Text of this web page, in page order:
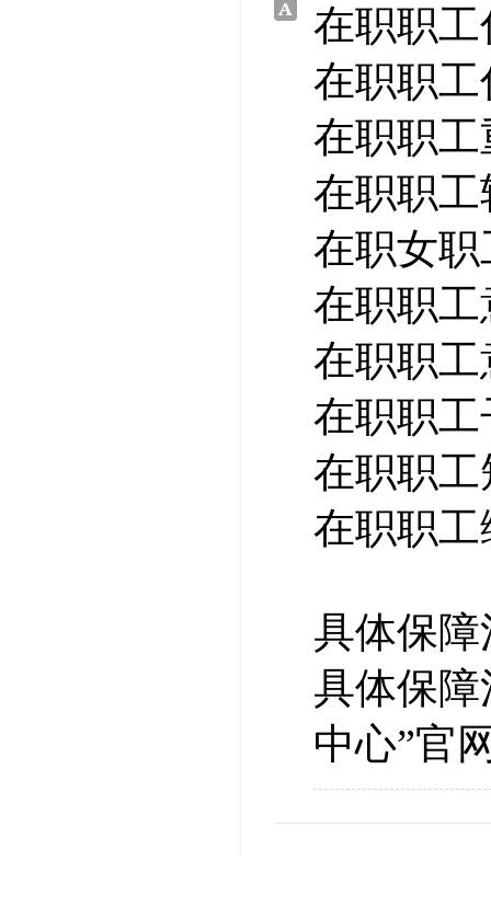
在职职
在职职
在职职
在职职
在职女
在职职
在职职
在职职
在职职
在职职
具体保
具体保
中心”官